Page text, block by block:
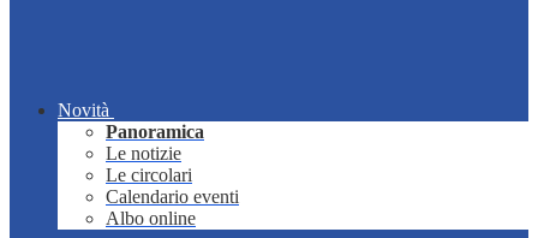
Novità
Panoramica
Le notizie
Le circolari
Calendario eventi
Albo online